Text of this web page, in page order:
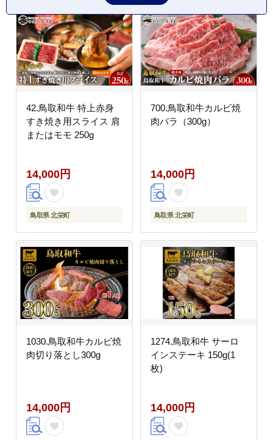
42.鳥取和牛 特上赤身
すき焼き用スライス 肩
またはモモ 250g
14,000円
鳥取県 北栄町
700.鳥取和牛カルビ焼
肉バラ（300g）
14,000円
鳥取県 北栄町
1030.鳥取和牛カルビ焼
肉切り落とし300g
14,000円
1274.鳥取和牛 サーロ
インステーキ 150g(1
枚)
14,000円